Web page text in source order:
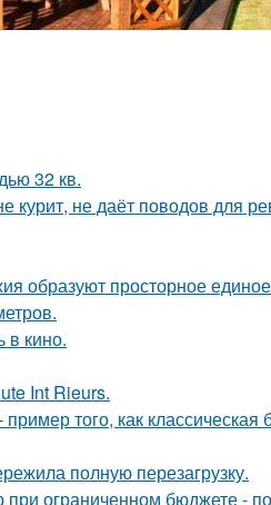
32 кв.
не даёт поводов для
образуют просторное
в кино.
Int Rieurs.
того, как классическая
полную перезагрузку.
при ограниченном бюджете -